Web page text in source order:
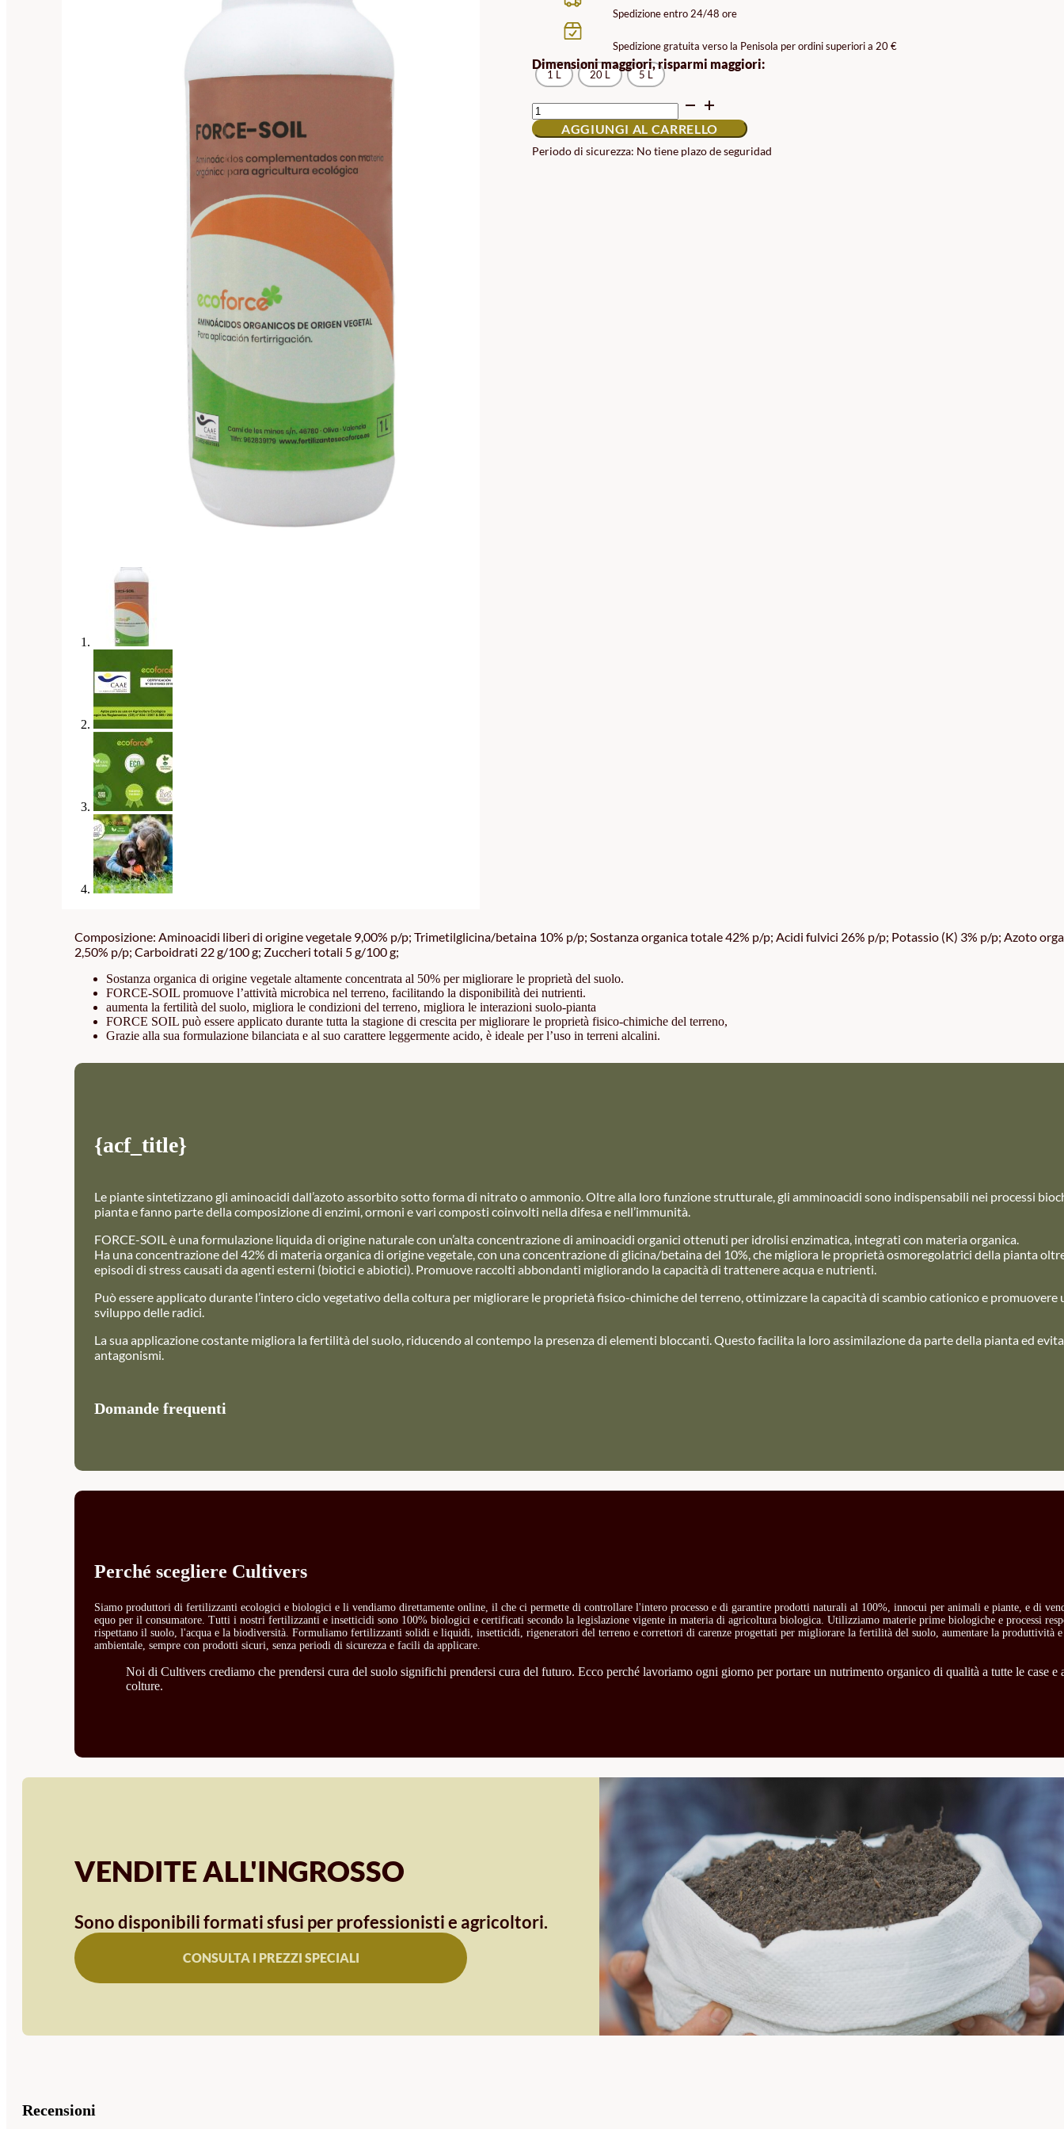
PREZZO:
17.90€
69.90€
Spedizione entro 24/48 ore
Spedizione gratuita verso la Penisola per ordini superiori a 20 €
Dimensioni maggiori, risparmi maggiori:
1 L 20 L 5 L
FORZA
DEL
SUOLO
QUANTITÀ
AGGIUNGI AL CARRELLO
Periodo di sicurezza: No tiene plazo de seguridad
Composizione: Aminoacidi liberi di origine vegetale 9,00% p/p; Trimetilglicina/betaina 10% p/p; Sostanza organica totale 42% p/p; Acidi fulvici 26% p/p; Potassio (K) 3% p/p; Azoto
2,50% p/p; Carboidrati 22 g/100 g; Zuccheri totali 5 g/100 g;
Sostanza organica di origine vegetale altamente concentrata al 50% per migliorare le proprietà del suolo.
FORCE-SOIL promuove l’attività microbica nel terreno, facilitando la disponibilità dei nutrienti.
aumenta la fertilità del suolo, migliora le condizioni del terreno, migliora le interazioni suolo-pianta
FORCE SOIL può essere applicato durante tutta la stagione di crescita per migliorare le proprietà fisico-chimiche del terreno,
Grazie alla sua formulazione bilanciata e al suo carattere leggermente acido, è ideale per l’uso in terreni alcalini.
{acf_title}
Le piante sintetizzano gli aminoacidi dall’azoto assorbito sotto forma di nitrato o ammonio. Oltre alla loro funzione strutturale, gli amminoacidi sono indispensabili nei processi
pianta e fanno parte della composizione di enzimi, ormoni e vari composti coinvolti nella difesa e nell’immunità.
FORCE-SOIL è una formulazione liquida di origine naturale con un’alta concentrazione di aminoacidi organici ottenuti per idrolisi enzimatica, integrati con materia organica.
Ha una concentrazione del 42% di materia organica di origine vegetale, con una concentrazione di glicina/betaina del 10%, che migliora le proprietà osmoregolatrici della pianta
episodi di stress causati da agenti esterni (biotici e abiotici). Promuove raccolti abbondanti migliorando la capacità di trattenere acqua e nutrienti.
Può essere applicato durante l’intero ciclo vegetativo della coltura per migliorare le proprietà fisico-chimiche del terreno, ottimizzare la capacità di scambio cationico e promuovere
sviluppo delle radici.
La sua applicazione costante migliora la fertilità del suolo, riducendo al contempo la presenza di elementi bloccanti. Questo facilita la loro assimilazione da parte della pianta ed
antagonismi.
Domande frequenti
Perché scegliere Cultivers
Siamo produttori di fertilizzanti ecologici e biologici e li vendiamo direttamente online, il che ci permette di controllare l'intero processo e di garantire prodotti naturali al 100%, innocui per animali e piante, e di
equo per il consumatore. Tutti i nostri fertilizzanti e insetticidi sono 100% biologici e certificati secondo la legislazione vigente in materia di agricoltura biologica. Utilizziamo materie prime biologiche e processi
rispettano il suolo, l'acqua e la biodiversità. Formuliamo fertilizzanti solidi e liquidi, insetticidi, rigeneratori del terreno e correttori di carenze progettati per migliorare la fertilità del suolo, aumentare la produttività
ambientale, sempre con prodotti sicuri, senza periodi di sicurezza e facili da applicare.
Noi di Cultivers crediamo che prendersi cura del suolo significhi prendersi cura del futuro. Ecco perché lavoriamo ogni giorno per portare un nutrimento organico di qualità a tutte le case e
colture.
VENDITE ALL'INGROSSO
Sono disponibili formati sfusi per professionisti e agricoltori.
CONSULTA I PREZZI SPECIALI
Recensioni